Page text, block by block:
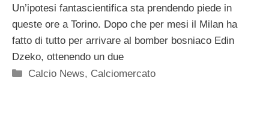
Un’ipotesi fantascientifica sta prendendo piede in
queste ore a Torino. Dopo che per mesi il Milan ha
fatto di tutto per arrivare al bomber bosniaco Edin
Dzeko, ottenendo un due
Categorie
Calcio News, Calciomercato